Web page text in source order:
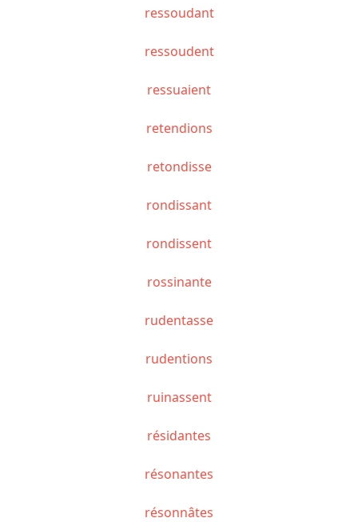
ressoudant
ressoudent
ressuaient
retendions
retondisse
rondissant
rondissent
rossinante
rudentasse
rudentions
ruinassent
résidantes
résonantes
résonnâtes